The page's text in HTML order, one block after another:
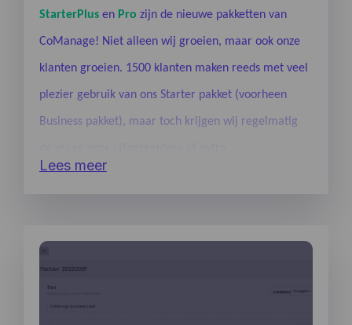
StarterPlus en Pro zijn de nieuwe pakketten van
CoManage! Niet alleen wij groeien, maar ook onze
klanten groeien. 1500 klanten maken reeds met veel
plezier gebruik van ons Starter pakket (voorheen
Business pakket), maar toch krijgen wij regelmatig
functionaliteiten.
Lees meer